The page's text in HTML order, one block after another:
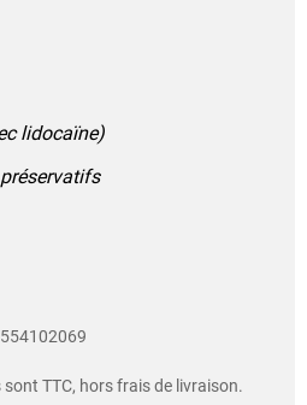
lidocaïne)
TTC, hors frais de livraison.